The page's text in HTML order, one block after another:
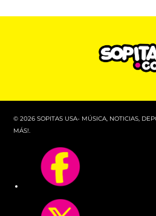
© 2026 SOPITAS USA- MÚSICA, NOTICIAS,
MÁS!.